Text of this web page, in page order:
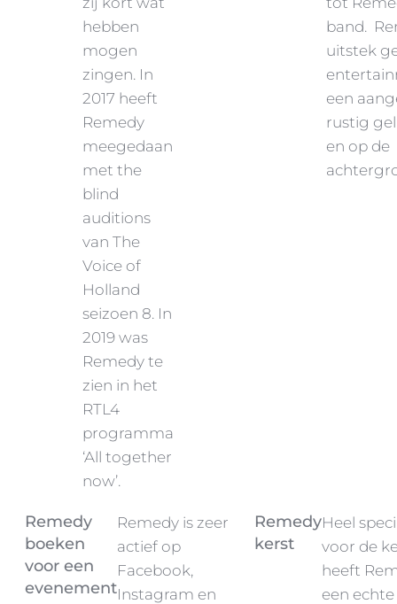
hebben
mogen
zingen. In
2017 heeft
Remedy
meegedaan
met the
blind
auditions
van The
Voice of
Holland
seizoen 8. In
2019 was
Remedy te
zien in het
RTL4
programma
‘All together
now’.
band.
uitstek
een
rustig
en op de
Remedy
boeken
voor een
evenement
Remedy is zeer
actief op
Facebook,
Instagram en
Remedy
kerst
Heel
voor de
heeft
een echte